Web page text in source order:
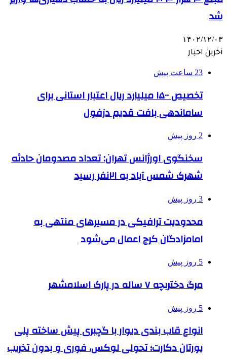
شد
۱۴۰۲/۱۲/۰۳
آخرین اخبار
23 ساعت پیش
تخصیص ۱۵۰۰ میلیارد ریال اعتبار استانی برای
ساماندهی بافت قدیم دزفول
2 روز پیش
سخنگوی اورژانس تهران: تعداد مصدومان حادثه
شهرک شمس آباد به ۲۱نفر رسید
3 روز پیش
محدودیت ترافیکی در مسیرهای منتهی به
امامزادگان کرج اعمال می‌شود
5 روز پیش
مرگ دختربچه ۷ ساله در پارک اسلامشهر
5 روز پیش
انواع قاب بندی دیوار با گچبری پیش ساخته پلی
یورتان دکارت؛ تحولی لوکس، فوری و بدون تخریب